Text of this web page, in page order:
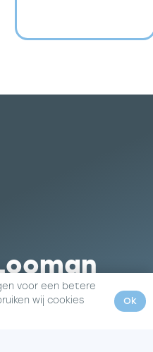
voor een betere
wij cookies
Ok